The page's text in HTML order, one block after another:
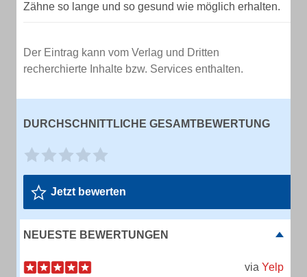
Zähne so lange und so gesund wie möglich erhalten.
Der Eintrag kann vom Verlag und Dritten
recherchierte Inhalte bzw. Services enthalten.
DURCHSCHNITTLICHE GESAMTBEWERTUNG
Jetzt bewerten
NEUESTE BEWERTUNGEN
via Yelp